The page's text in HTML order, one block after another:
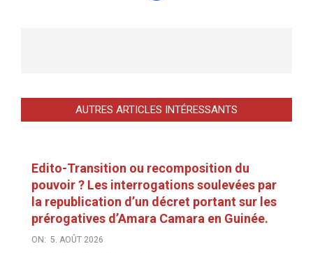
AUTRES ARTICLES INTÉRESSANTS
Edito-Transition ou recomposition du
pouvoir ? Les interrogations soulevées par
la republication d’un décret portant sur les
prérogatives d’Amara Camara en Guinée.
ON: 5. AOÛT 2026